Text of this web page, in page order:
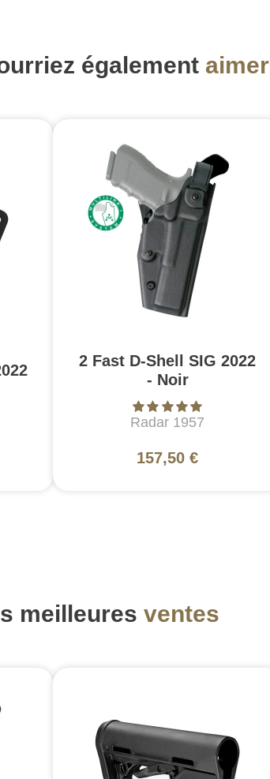
également aimer
2 Fast D-Shell SIG 2022
- Noir
Radar 1957
157,50 €
meilleures ventes